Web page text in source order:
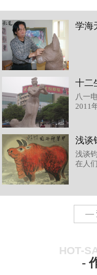
十二
八一
2011
瓷雕
出，
实、
中国
浅谈
浅谈
在人
生机
代钧
—
HOT-
-